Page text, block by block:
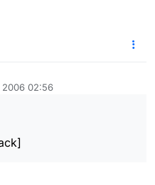
2006 02:56